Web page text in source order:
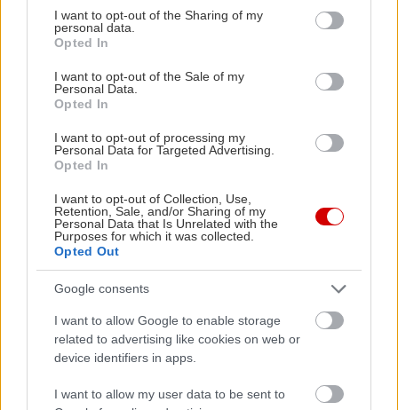
not limited to your visit or usage behaviour. You may click to
grant or deny consent to Google and its third-party tags to
use your data for below specified purposes in below Google
consent section.
I want to opt-out of the Sharing of my
personal data.
Opted In
I want to opt-out of the Sale of my
Personal Data.
Opted In
I want to opt-out of processing my
Personal Data for Targeted Advertising.
Opted In
I want to opt-out of Collection, Use,
Retention, Sale, and/or Sharing of my
Personal Data that Is Unrelated with the
Purposes for which it was collected.
Opted Out
Google consents
I want to allow Google to enable storage
related to advertising like cookies on web or
device identifiers in apps.
I want to allow my user data to be sent to
Αρχοντουλα Γαβριήλ
Αλκυόνη Φλώρου
Ελένη Νάστου
Χρήστος Κακλέας
ΚΑΤΕΡΙΝΑ ΜΑΝΔΑΡΑΚΑ
ΑΛΕΞΑΝΔΡΟΣ ΛΙΖΑΡΔΟΣ
ΦΩΤΙΟΣ ΓΡΗΓΟΡΙΑΔΗΣ
ΚΑΤΕΡΙΝΑ ΓΚΑΡΑΒΕΛΑ
Κωνσταντίνος Γαβριήλ